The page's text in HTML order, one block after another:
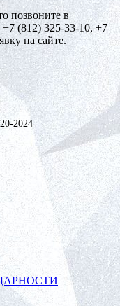
позвоните в
(812) 325-33-10, +7
на сайте.
2024